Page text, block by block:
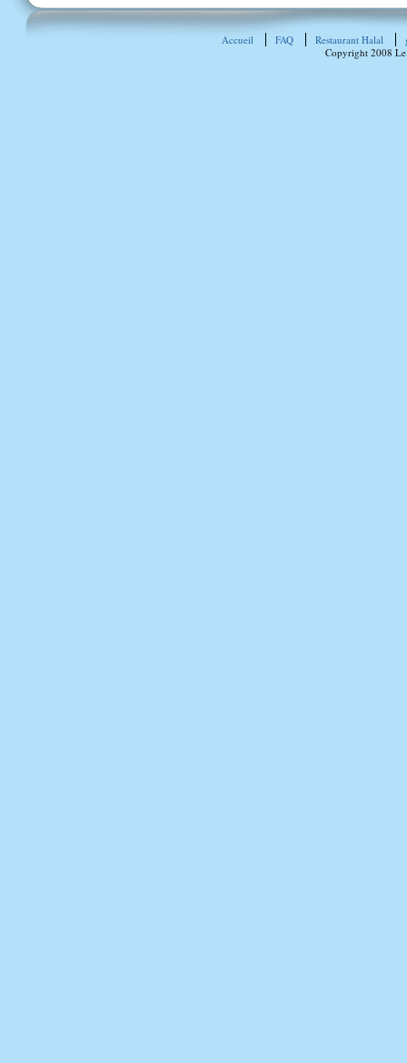
Accueil FAQ Restaurant Halal
Copyright 2008